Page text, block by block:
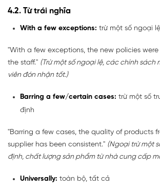
4.2. Từ trái nghĩa
With a few exceptions: trừ một số ngoại lệ
"With a few exceptions, the new policies
the staff." (Trừ một số ngoại lệ, các chính sách
viên đón nhận tốt.)
Barring a few/certain cases: trừ một số
định
"Barring a few cases, the quality of products
supplier has been consistent." (Ngoại trừ một
định, chất lượng sản phẩm từ nhà cung cấp
Universally: toàn bộ, tất cả